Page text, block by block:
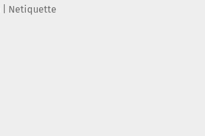
Netiquette